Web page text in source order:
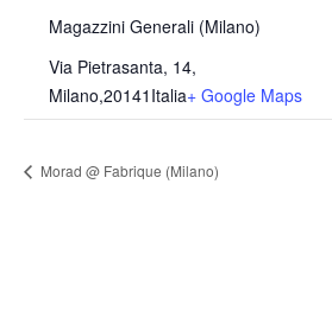
Magazzini Generali (Milano)
Via Pietrasanta, 14,
Milano,20141 Italia+ Google Maps
Morad @ Fabrique (Milano)